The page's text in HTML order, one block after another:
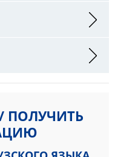
ПОЛУЧИТЬ